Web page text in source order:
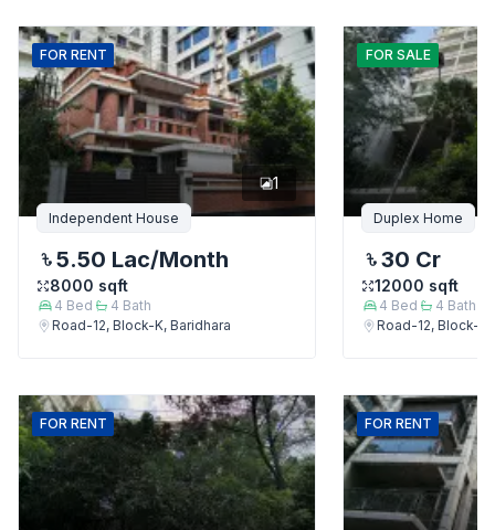
FOR RENT
1
Independent House
5.50 Lac/Month
8000 sqft
4 Bed 4 Bath
Road-12, Block-K, Baridhara
FOR SALE
Duplex Home
30 Cr
12000 sqft
4 Bed 4 Bath
Road-12, Block-K,
FOR RENT FOR RENT